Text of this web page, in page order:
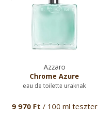
Azzaro
Chrome Azure
eau de toilette uraknak
9 970 Ft / 100 ml teszter